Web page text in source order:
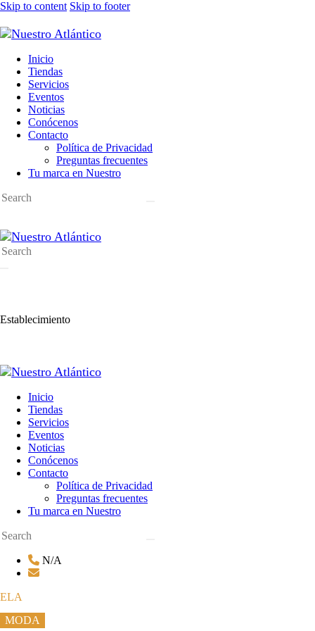
Skip to content Skip to footer
Inicio
Tiendas
Servicios
Eventos
Noticias
Conócenos
Contacto
Política de Privacidad
Preguntas frecuentes
Tu marca en Nuestro
Establecimiento
Inicio
Tiendas
Servicios
Eventos
Noticias
Conócenos
Contacto
Política de Privacidad
Preguntas frecuentes
Tu marca en Nuestro
N/A
ELA
MODA